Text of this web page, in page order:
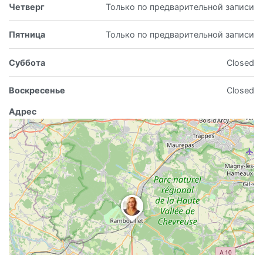
Четверг Только по предварительной записи
Пятница Только по предварительной записи
Суббота Closed
Воскресенье Closed
Адрес